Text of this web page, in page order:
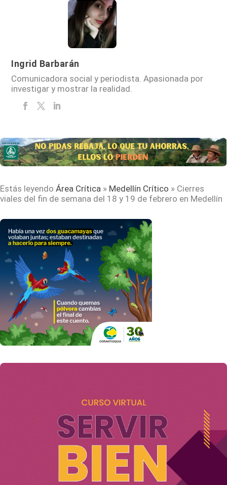
Ingrid Barbarán
Comunicadora social y periodista. Apasionada por
investigar y mostrar la realidad.
Estás leyendo Área Crítica » Medellín Crítico » Cierres
viales del fin de semana del 18 y 19 de febrero en Medellín